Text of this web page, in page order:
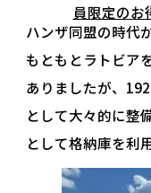
員限定のお
ハンザ同盟の時代
もともとラトビア
ありましたが、
として大々的に整
として格納庫を利